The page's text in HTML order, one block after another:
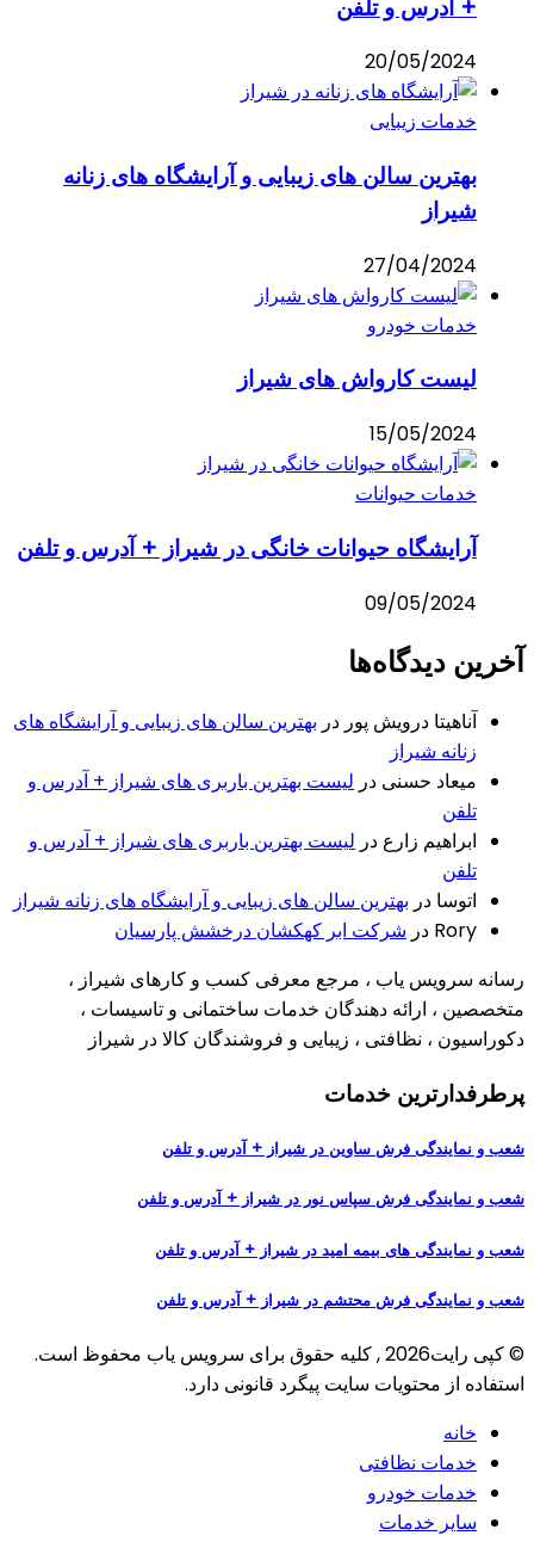
+ آدرس و تلفن
20/05/2024
خدمات زیبایی
بهترین سالن های زیبایی و آرایشگاه های زنانه
شیراز
27/04/2024
خدمات خودرو
لیست کارواش های شیراز
15/05/2024
خدمات حیوانات
آرایشگاه حیوانات خانگی در شیراز + آدرس و تلفن
09/05/2024
آخرین دیدگاه‌ها
آناهیتا درویش پور در بهترین سالن های زیبایی و آرایشگاه های
زنانه شیراز
میعاد حسنی در لیست بهترین باربری های شیراز + آدرس و
تلفن
ابراهیم زارع در لیست بهترین باربری های شیراز + آدرس و
تلفن
اتوسا در بهترین سالن های زیبایی و آرایشگاه های زنانه شیراز
Rory در شرکت ابر کهکشان درخشش پارسیان
رسانه سرویس یاب ، مرجع معرفی کسب و کارهای شیراز ،
متخصصین ، ارائه دهندگان خدمات ساختمانی و تاسیسات ،
دکوراسیون ، نظافتی ، زیبایی و فروشندگان کالا در شیراز
پرطرفدارترین خدمات
شعب و نمایندگی فرش ساوین در شیراز + آدرس و تلفن
شعب و نمایندگی فرش سپاس نور در شیراز + آدرس و تلفن
شعب و نمایندگی های بیمه امید در شیراز + آدرس و تلفن
شعب و نمایندگی فرش محتشم در شیراز + آدرس و تلفن
© کپی رایت2026 , کلیه حقوق برای سرویس یاب محفوظ است.
استفاده‌ از محتویات سایت پیگرد قانونی دارد.
خانه
خدمات نظافتی
خدمات خودرو
سایر خدمات